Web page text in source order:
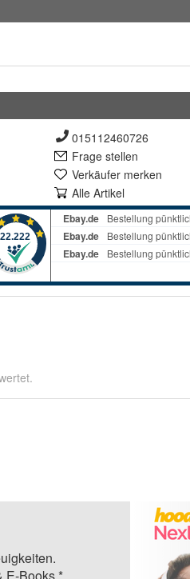
015112460726
Frage stellen
Verkäufer merken
Alle Artikel